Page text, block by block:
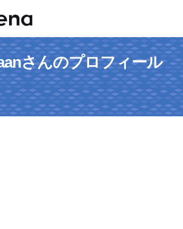
さんのプロフィール